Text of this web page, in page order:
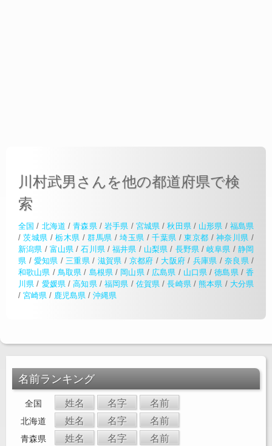
川村武男さんを他の都道府県で検
索
全国 / 北海道 /青森県/ 岩手県 / 宮城県 /秋田県/ 山形県 / 福島県
/茨城県 /栃木県 /群馬県 /埼玉県 /千葉県 /東京都 /神奈川県 /
新潟県 / 富山県 /石川県/福井県 / 山梨県 / 長野県/岐阜県 / 静岡
県 / 愛知県 /三重県 / 滋賀県 / 京都府 / 大阪府 / 兵庫県 / 奈良県/
和歌山県 / 鳥取県 / 島根県/ 岡山県/ 広島県 / 山口県 /徳島県/香
川県 / 愛媛県/高知県/ 福岡県 / 佐賀県 /長崎県/熊本県 / 大分県
/ 宮崎県 / 鹿児島県 / 沖縄県
名前ランキング
全国 姓名 名字 名前
北海道 姓名 名字 名前
青森県 姓名 名字 名前